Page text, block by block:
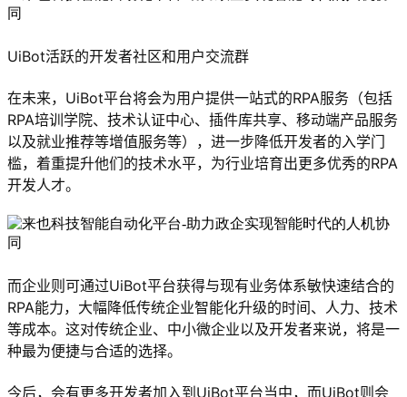
UiBot活跃的开发者社区和用户交流群
在未来，UiBot平台将会为用户提供一站式的RPA服务（包括
RPA培训学院、技术认证中心、插件库共享、移动端产品服务
以及就业推荐等增值服务等），进一步降低开发者的入学门
槛，着重提升他们的技术水平，为行业培育出更多优秀的RPA
开发人才。
而企业则可通过UiBot平台获得与现有业务体系敏快速结合的
RPA能力，大幅降低传统企业智能化升级的时间、人力、技术
等成本。这对传统企业、中小微企业以及开发者来说，将是一
种最为便捷与合适的选择。
今后，会有更多开发者加入到UiBot平台当中，而UiBot则会